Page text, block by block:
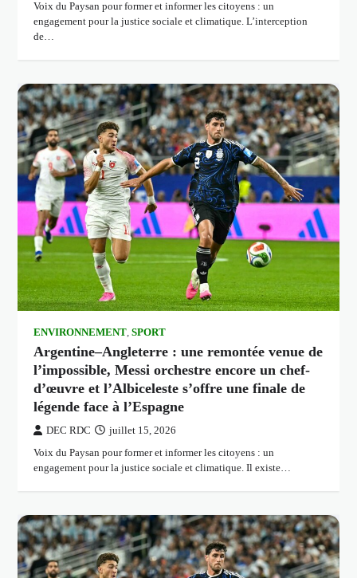
Voix du Paysan pour former et informer les citoyens : un
engagement pour la justice sociale et climatique. L’interception
de…
ENVIRONNEMENT ,SPORT
Argentine–Angleterre : une remontée venue de
l’impossible, Messi orchestre encore un chef-
d’œuvre et l’Albiceleste s’offre une finale de
légende face à l’Espagne
DEC RDC juillet 15, 2026
Voix du Paysan pour former et informer les citoyens : un
engagement pour la justice sociale et climatique. Il existe…